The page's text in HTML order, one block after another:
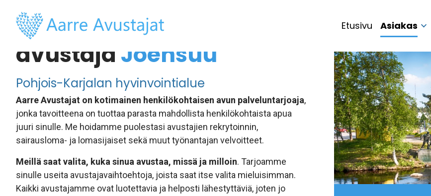
Etusivu Asiakas
Henkilökohtainen
avustaja Joensuu
Pohjois-Karjalan hyvinvointialue
Aarre Avustajat on kotimainen henkilökohtaisen avun palveluntarjoaja,
jonka tavoitteena on tuottaa parasta mahdollista henkilökohtaista apua
juuri sinulle. Me hoidamme puolestasi avustajien rekrytoinnin,
sairausloma- ja lomasijaiset sekä muut työnantajan velvoitteet.
Meillä saat valita, kuka sinua avustaa, missä ja milloin. Tarjoamme
sinulle useita avustajavaihtoehtoja, joista saat itse valita mieluisimman.
Kaikki avustajamme ovat luotettavia ja helposti lähestyttäviä, joten jo